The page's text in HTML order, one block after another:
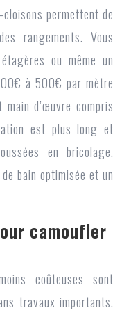
permettent de
rangements. Vous
ou même un
à 500€ par mètre
d’œuvre compris
est plus long et
en bricolage.
bain optimisée et un
camoufler
coûteuses sont
travaux importants.